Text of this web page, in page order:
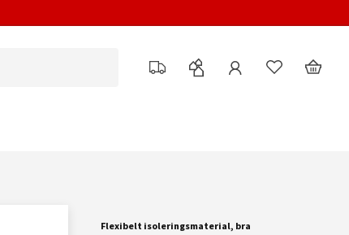
Flexibelt isoleringsmaterial, bra